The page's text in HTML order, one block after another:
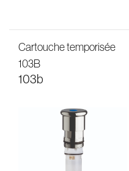
Cartouche temporisée
103B
103b